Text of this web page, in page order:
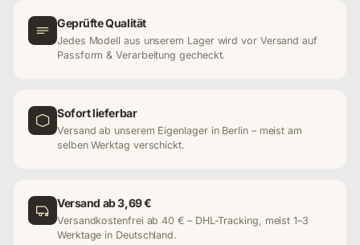
Geprüfte Qualität
Jedes Modell aus unserem Lager wird vor Versand auf
Passform & Verarbeitung gecheckt.
Sofort lieferbar
Versand ab unserem Eigenlager in Berlin – meist am
selben Werktag verschickt.
Versand ab 3,69 €
Versandkostenfrei ab 40 € – DHL-Tracking, meist 1–3
Werktage in Deutschland.